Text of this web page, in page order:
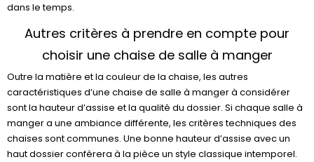
dans le temps.
Autres critères à prendre en compte pour
choisir une chaise de salle à manger
Outre la matière et la couleur de la chaise, les autres
caractéristiques d’une chaise de salle à manger à considérer
sont la hauteur d’assise et la qualité du dossier. Si chaque salle à
manger a une ambiance différente, les critères techniques des
chaises sont communes. Une bonne hauteur d’assise avec un
haut dossier confèrera à la pièce un style classique intemporel.